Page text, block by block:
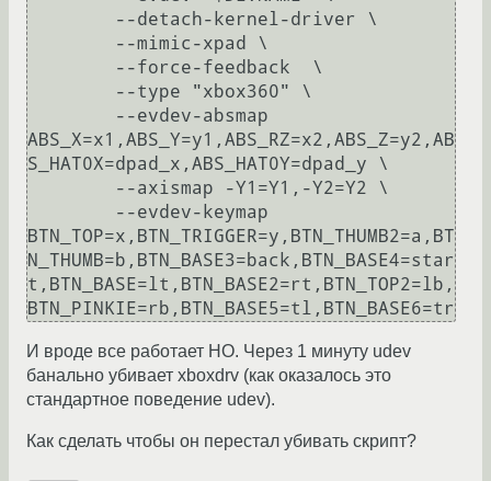
ABS_X=x1,ABS_Y=y1,ABS_RZ=x2,ABS_Z=y2,AB
S_HAT0X=dpad_x,ABS_HAT0Y=dpad_y \
BTN_TOP=x,BTN_TRIGGER=y,BTN_THUMB2=a,BT
N_THUMB=b,BTN_BASE3=back,BTN_BASE4=star
t,BTN_BASE=lt,BTN_BASE2=rt,BTN_TOP2=lb,
И вроде все работает НО. Через 1 минуту udev
банально убивает xboxdrv (как оказалось это
стандартное поведение udev).
Как сделать чтобы он перестал убивать скрипт?